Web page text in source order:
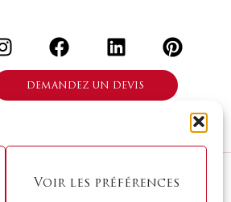
Voir les préférences
DEMANDEZ UN DEVIS